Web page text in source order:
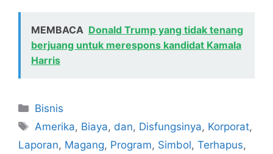
MEMBACA Donald Trump yang tidak tenang
berjuang untuk merespons kandidat Kamala
Harris
Kategori
Bisnis
Tag
Amerika, Biaya, dan, Disfungsinya, Korporat,
Laporan, Magang, Program, Simbol, Terhapus,